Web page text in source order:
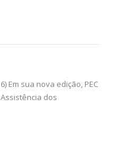
Em sua nova edição, PEC
dos